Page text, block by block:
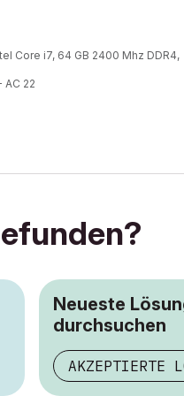
Core i7, 64 GB 2400 Mhz DDR4,
AC 22
Neueste
durchsuchen
AKZEPTIERTE